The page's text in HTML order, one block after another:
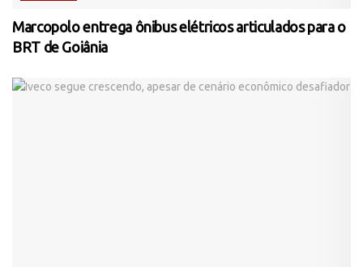
Marcopolo entrega ônibus elétricos articulados para o
BRT de Goiânia